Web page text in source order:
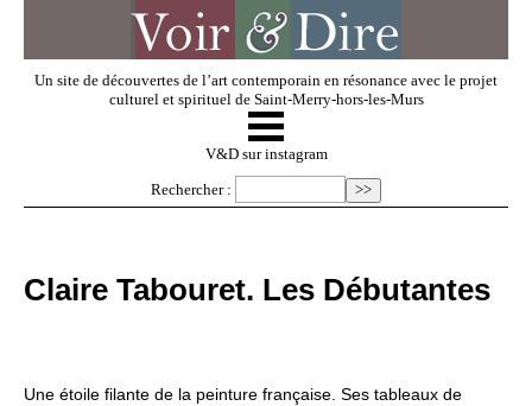
Un site de découvertes de l’art contemporain en résonance avec le projet
culturel et spirituel de Saint-Merry-hors-les-Murs
V & D
Exposer
Regarder
☰
V&D sur instagram
Rechercher :
Claire Tabouret. Les Débutantes
Une étoile filante de la peinture française. Ses tableaux de